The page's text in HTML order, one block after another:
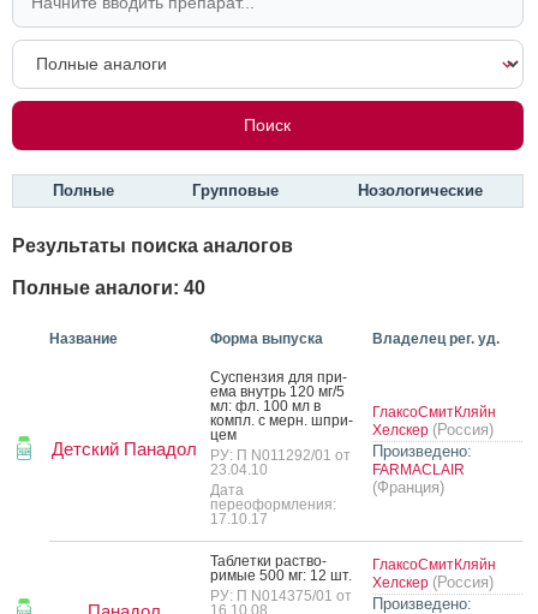
Полные Групповые Нозологические
Результаты поиска аналогов
Полные аналоги: 40
Название Форма выпуска Владелец рег. уд.
Детский Панадол
Сус­пензия для при­
ема внутрь 120 мг/5
мл: фл. 100 мл в
компл. с мерн. шпри­
цем
РУ: П N011292/01 от
23.04.10
Дата
переоформления:
17.10.17
ГлаксоСмитКляйн
Хелскер (Россия)
Произведено:
FARMACLAIR
(Франция)
Таб­летки рас­тво­
римые 500 мг: 12 шт.
РУ: П N014375/01 от
16.10.08
ГлаксоСмитКляйн
Хелскер (Россия)
Произведено: